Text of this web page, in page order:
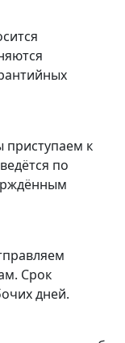
приступаем к
по
Срок
дней.